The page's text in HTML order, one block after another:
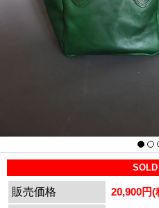
販売価格
20,900円(